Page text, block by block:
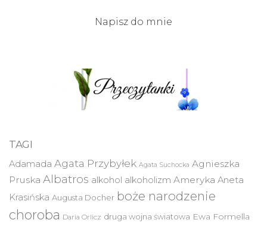
Napisz do mnie
TAGI
Adamada Agata Przybyłek Agata Suchocka Agnieszka
Pruska Albatros alkohol alkoholizm Ameryka Aneta
Krasińska Augusta Docher boże narodzenie
choroba Daria Orlicz druga wojna światowa Ewa Formella